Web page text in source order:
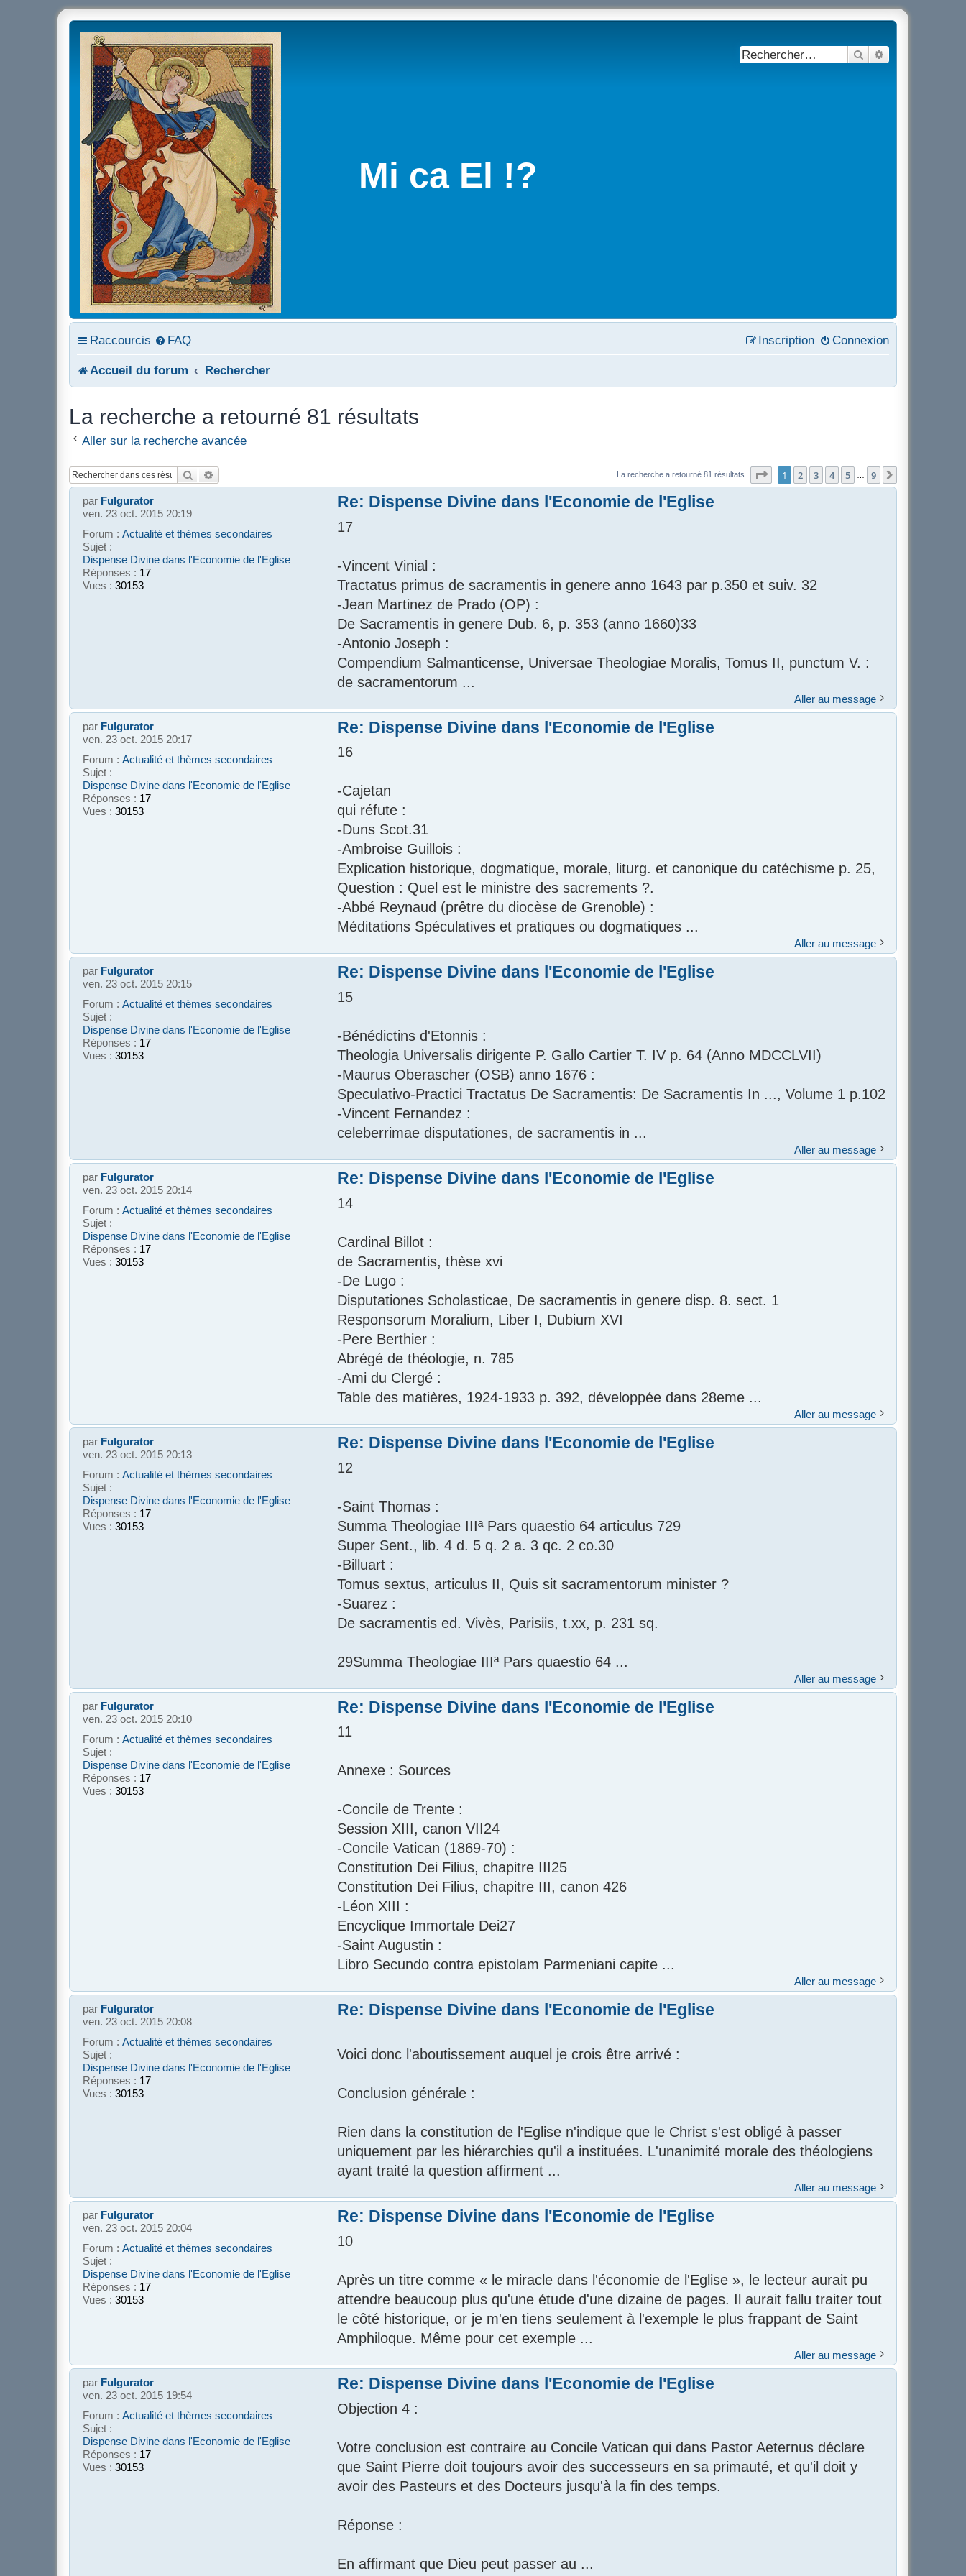
Mi ca El !?
Rechercher
Raccourcis FAQ Connexion
Inscription
Accueil du forum Rechercher
La recherche a retourné 81 résultats
Aller sur la recherche avancée
Rechercher La recherche a retourné 81 résultats Page sur9
1 2 3 4 5 9
par Fulgurator
ven. 23 oct. 2015 20:19
Forum : Actualité et thèmes secondaires
Sujet :
Dispense Divine dans l'Economie de l'Eglise
Réponses : 17
Vues : 30153
Re: Dispense Divine dans l'Economie de l'Eglise
17
-Vincent Vinial :
Tractatus primus de sacramentis in genere anno 1643 par p.350 et suiv. 32
-Jean Martinez de Prado (OP) :
De Sacramentis in genere Dub. 6, p. 353 (anno 1660)33
-Antonio Joseph :
Compendium Salmanticense, Universae Theologiae Moralis, Tomus II, punctum V. :
de sacramentorum ...
Aller au message
par Fulgurator
ven. 23 oct. 2015 20:17
Forum : Actualité et thèmes secondaires
Sujet :
Dispense Divine dans l'Economie de l'Eglise
Réponses : 17
Vues : 30153
Re: Dispense Divine dans l'Economie de l'Eglise
16
-Cajetan
qui réfute :
-Duns Scot.31
-Ambroise Guillois :
Explication historique, dogmatique, morale, liturg. et canonique du catéchisme p. 25,
Question : Quel est le ministre des sacrements ?.
-Abbé Reynaud (prêtre du diocèse de Grenoble) :
Méditations Spéculatives et pratiques ou dogmatiques ...
Aller au message
par Fulgurator
ven. 23 oct. 2015 20:15
Forum : Actualité et thèmes secondaires
Sujet :
Dispense Divine dans l'Economie de l'Eglise
Réponses : 17
Vues : 30153
Re: Dispense Divine dans l'Economie de l'Eglise
15
-Bénédictins d'Etonnis :
Theologia Universalis dirigente P. Gallo Cartier T. IV p. 64 (Anno MDCCLVII)
-Maurus Oberascher (OSB) anno 1676 :
Speculativo-Practici Tractatus De Sacramentis: De Sacramentis In ..., Volume 1 p.102
-Vincent Fernandez :
celeberrimae disputationes, de sacramentis in ...
Aller au message
par Fulgurator
ven. 23 oct. 2015 20:14
Forum : Actualité et thèmes secondaires
Sujet :
Dispense Divine dans l'Economie de l'Eglise
Réponses : 17
Vues : 30153
Re: Dispense Divine dans l'Economie de l'Eglise
14
Cardinal Billot :
de Sacramentis, thèse xvi
-De Lugo :
Disputationes Scholasticae, De sacramentis in genere disp. 8. sect. 1
Responsorum Moralium, Liber I, Dubium XVI
-Pere Berthier :
Abrégé de théologie, n. 785
-Ami du Clergé :
Table des matières, 1924-1933 p. 392, développée dans 28eme ...
Aller au message
par Fulgurator
ven. 23 oct. 2015 20:13
Forum : Actualité et thèmes secondaires
Sujet :
Dispense Divine dans l'Economie de l'Eglise
Réponses : 17
Vues : 30153
Re: Dispense Divine dans l'Economie de l'Eglise
12
-Saint Thomas :
Summa Theologiae IIIª Pars quaestio 64 articulus 729
Super Sent., lib. 4 d. 5 q. 2 a. 3 qc. 2 co.30
-Billuart :
Tomus sextus, articulus II, Quis sit sacramentorum minister ?
-Suarez :
De sacramentis ed. Vivès, Parisiis, t.xx, p. 231 sq.
29Summa Theologiae IIIª Pars quaestio 64 ...
Aller au message
par Fulgurator
ven. 23 oct. 2015 20:10
Forum : Actualité et thèmes secondaires
Sujet :
Dispense Divine dans l'Economie de l'Eglise
Réponses : 17
Vues : 30153
Re: Dispense Divine dans l'Economie de l'Eglise
11
Annexe : Sources
-Concile de Trente :
Session XIII, canon VII24
-Concile Vatican (1869-70) :
Constitution Dei Filius, chapitre III25
Constitution Dei Filius, chapitre III, canon 426
-Léon XIII :
Encyclique Immortale Dei27
-Saint Augustin :
Libro Secundo contra epistolam Parmeniani capite ...
Aller au message
par Fulgurator
ven. 23 oct. 2015 20:08
Forum : Actualité et thèmes secondaires
Sujet :
Dispense Divine dans l'Economie de l'Eglise
Réponses : 17
Vues : 30153
Re: Dispense Divine dans l'Economie de l'Eglise
Voici donc l'aboutissement auquel je crois être arrivé :
Conclusion générale :
Rien dans la constitution de l'Eglise n'indique que le Christ s'est obligé à passer
uniquement par les hiérarchies qu'il a instituées. L'unanimité morale des théologiens
ayant traité la question affirment ...
Aller au message
par Fulgurator
ven. 23 oct. 2015 20:04
Forum : Actualité et thèmes secondaires
Sujet :
Dispense Divine dans l'Economie de l'Eglise
Réponses : 17
Vues : 30153
Re: Dispense Divine dans l'Economie de l'Eglise
10
Après un titre comme « le miracle dans l'économie de l'Eglise », le lecteur aurait pu
attendre beaucoup plus qu'une étude d'une dizaine de pages. Il aurait fallu traiter tout
le côté historique, or je m'en tiens seulement à l'exemple le plus frappant de Saint
Amphiloque. Même pour cet exemple ...
Aller au message
par Fulgurator
ven. 23 oct. 2015 19:54
Forum : Actualité et thèmes secondaires
Sujet :
Dispense Divine dans l'Economie de l'Eglise
Réponses : 17
Vues : 30153
Re: Dispense Divine dans l'Economie de l'Eglise
Objection 4 :
Votre conclusion est contraire au Concile Vatican qui dans Pastor Aeternus déclare
que Saint Pierre doit toujours avoir des successeurs en sa primauté, et qu'il doit y
avoir des Pasteurs et des Docteurs jusqu'à la fin des temps.
Réponse :
En affirmant que Dieu peut passer au ...